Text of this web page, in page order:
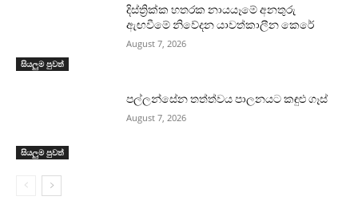
සියලුම පුවත්
දිස්ත්‍රික්ක හතරක නායයෑමේ අනතුරු
ඇඟවීමේ නිවේදන යාවත්කාලීන කෙරේ
August 7, 2026
සියලුම පුවත්
පල්ලන්සේන තත්ත්වය පාලනයට කඳුළු ගෑස්
August 7, 2026